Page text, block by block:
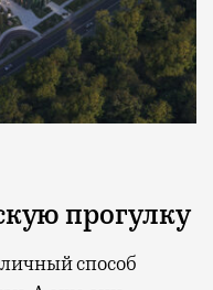
прогулку
способ